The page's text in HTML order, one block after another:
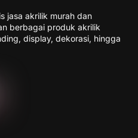
jasa akrilik murah dan
berbagai produk akrilik
display, dekorasi, hingga